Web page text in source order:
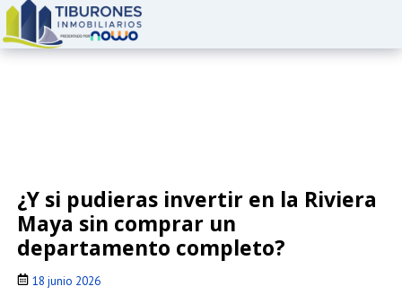
¿Y si pudieras invertir en la Riviera
Maya sin comprar un
departamento completo?
18 junio 2026